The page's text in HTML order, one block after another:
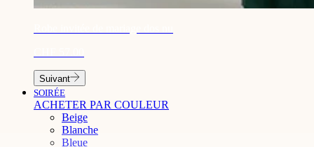
Suivant
SOIRÉE
ACHETER PAR COULEUR
Beige
Blanche
Bleue